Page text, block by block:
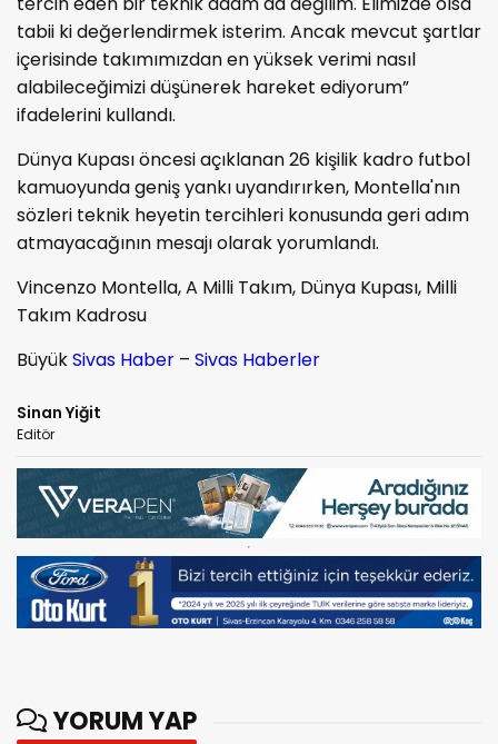
tabii ki değerlendirmek isterim. Ancak mevcut şartlar
içerisinde takımımızdan en yüksek verimi nasıl
alabileceğimizi düşünerek hareket ediyorum”
ifadelerini kullandı.
Dünya Kupası öncesi açıklanan 26 kişilik kadro futbol
kamuoyunda geniş yankı uyandırırken, Montella'nın
sözleri teknik heyetin tercihleri konusunda geri adım
atmayacağının mesajı olarak yorumlandı.
Vincenzo Montella, A Milli Takım, Dünya Kupası, Milli
Takım Kadrosu
BüyükSivas Haber – Sivas Haberler
Sinan Yiğit
Editör
YORUM YAP